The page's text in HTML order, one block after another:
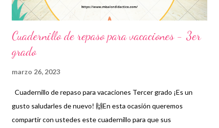
Cuadernillo de repaso para vacaciones - 3er
grado
marzo 26, 2023
Cuadernillo de repaso para vacaciones Tercer grado ¡Es un
gusto saludarles de nuevo! 🙌En esta ocasión queremos
compartir con ustedes este cuadernillo para que sus